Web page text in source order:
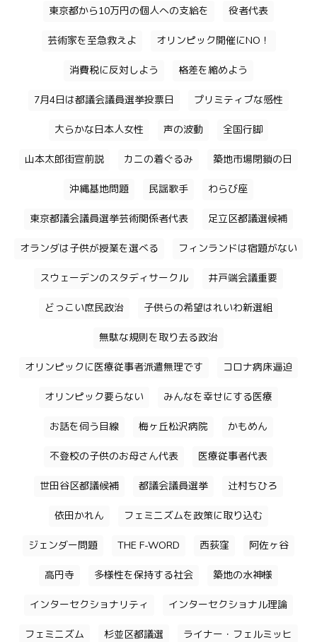
東京都から10万円の個人への支給を 役者代表
芸術家を至急救えよ オリンピック開催にNO！
消費税に反対しよう 格差を縮めよう
7月4日は都議会議員選挙投票日 プリミティブな感性
大らかな日本人女性 声の波動 全国行脚
山本太郎街宣前説 カニの着ぐるみ 築地市場閉鎖の日
沖縄基地問題 民謡歌手 わらび座
東京都議会議員選挙芸術関係者代表 足立区都議選候補
オランダは子供が授業を選べる フィンランドは宿題がない
スウェーデンのスタディサークル 井戸端会議重要
どっこい庶民政治 子供らの希望はれいわ新選組
無駄な規則を取り去る政治
オリンピックに医療従事者派遣無理です コロナ病床逼迫
オリンピック要らない みんなを幸せにする医療
お話を伺う目線 梅ヶ丘松沢病院 かもめん
不登校の子供のお母さん代表 医療従事者代表
世田谷区都議候補 都議会議員選挙 辻村ちひろ
依田かれん フェミニズムを政策に取り込む
ジェンダー問題 THE F-WORD 西荻窪 阿佐ヶ谷
高円寺 多様性を保持する社会 築地の水神様
インターセクショナリティ インターセクショナル理論
フェミニズム 杉並区都議選 ライナー・フェルミッヒ